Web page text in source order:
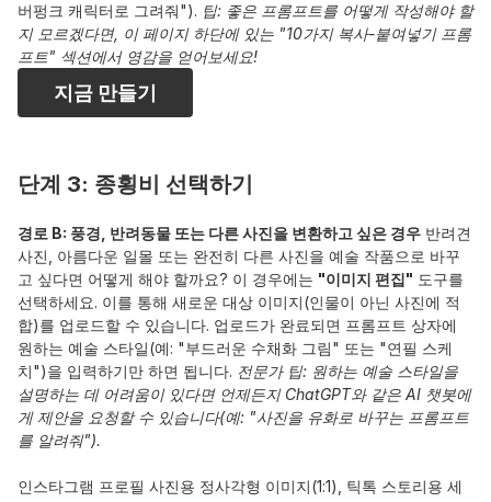
버펑크 캐릭터로 그려줘"). 팁: 좋은 프롬프트를 어떻게 작성해야 할
지 모르겠다면, 이 페이지 하단에 있는 "10가지 복사-붙여넣기 프롬
프트" 섹션에서 영감을 얻어보세요!
지금 만들기
단계 3: 종횡비 선택하기
경로 B: 풍경, 반려동물 또는 다른 사진을 변환하고 싶은 경우 반려견
사진, 아름다운 일몰 또는 완전히 다른 사진을 예술 작품으로 바꾸
고 싶다면 어떻게 해야 할까요? 이 경우에는 "이미지 편집" 도구를
선택하세요. 이를 통해 새로운 대상 이미지(인물이 아닌 사진에 적
합)를 업로드할 수 있습니다. 업로드가 완료되면 프롬프트 상자에
원하는 예술 스타일(예: "부드러운 수채화 그림" 또는 "연필 스케
치")을 입력하기만 하면 됩니다. 전문가 팁: 원하는 예술 스타일을
설명하는 데 어려움이 있다면 언제든지 ChatGPT와 같은 AI 챗봇에
게 제안을 요청할 수 있습니다(예: "사진을 유화로 바꾸는 프롬프트
를 알려줘").
인스타그램 프로필 사진용 정사각형 이미지(1:1), 틱톡 스토리용 세